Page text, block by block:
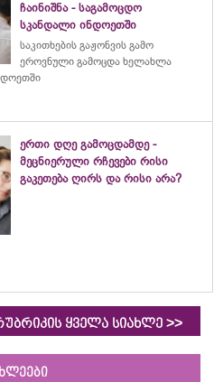
ჩაინიშნა - საგამოცდო
სკანდალი ინდოეთში
საკითხების გაჟონვის გამო
ეროვნული გამოცდა ხელახლა
ერთი დღე გამოცდამდე -
მეცნიერული რჩევები რისი
გაკეთება ღირს და რისი არა?
ყველა სიახლე >>